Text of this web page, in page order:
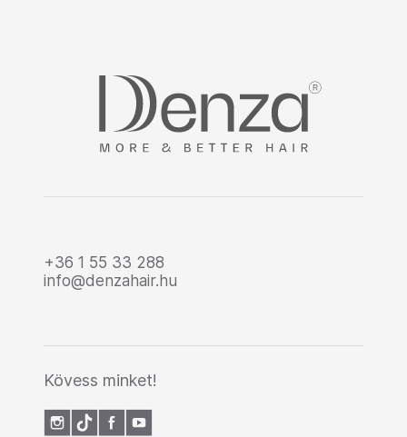
+36 1 55 33 288
info@denzahair.hu
Kövess minket!